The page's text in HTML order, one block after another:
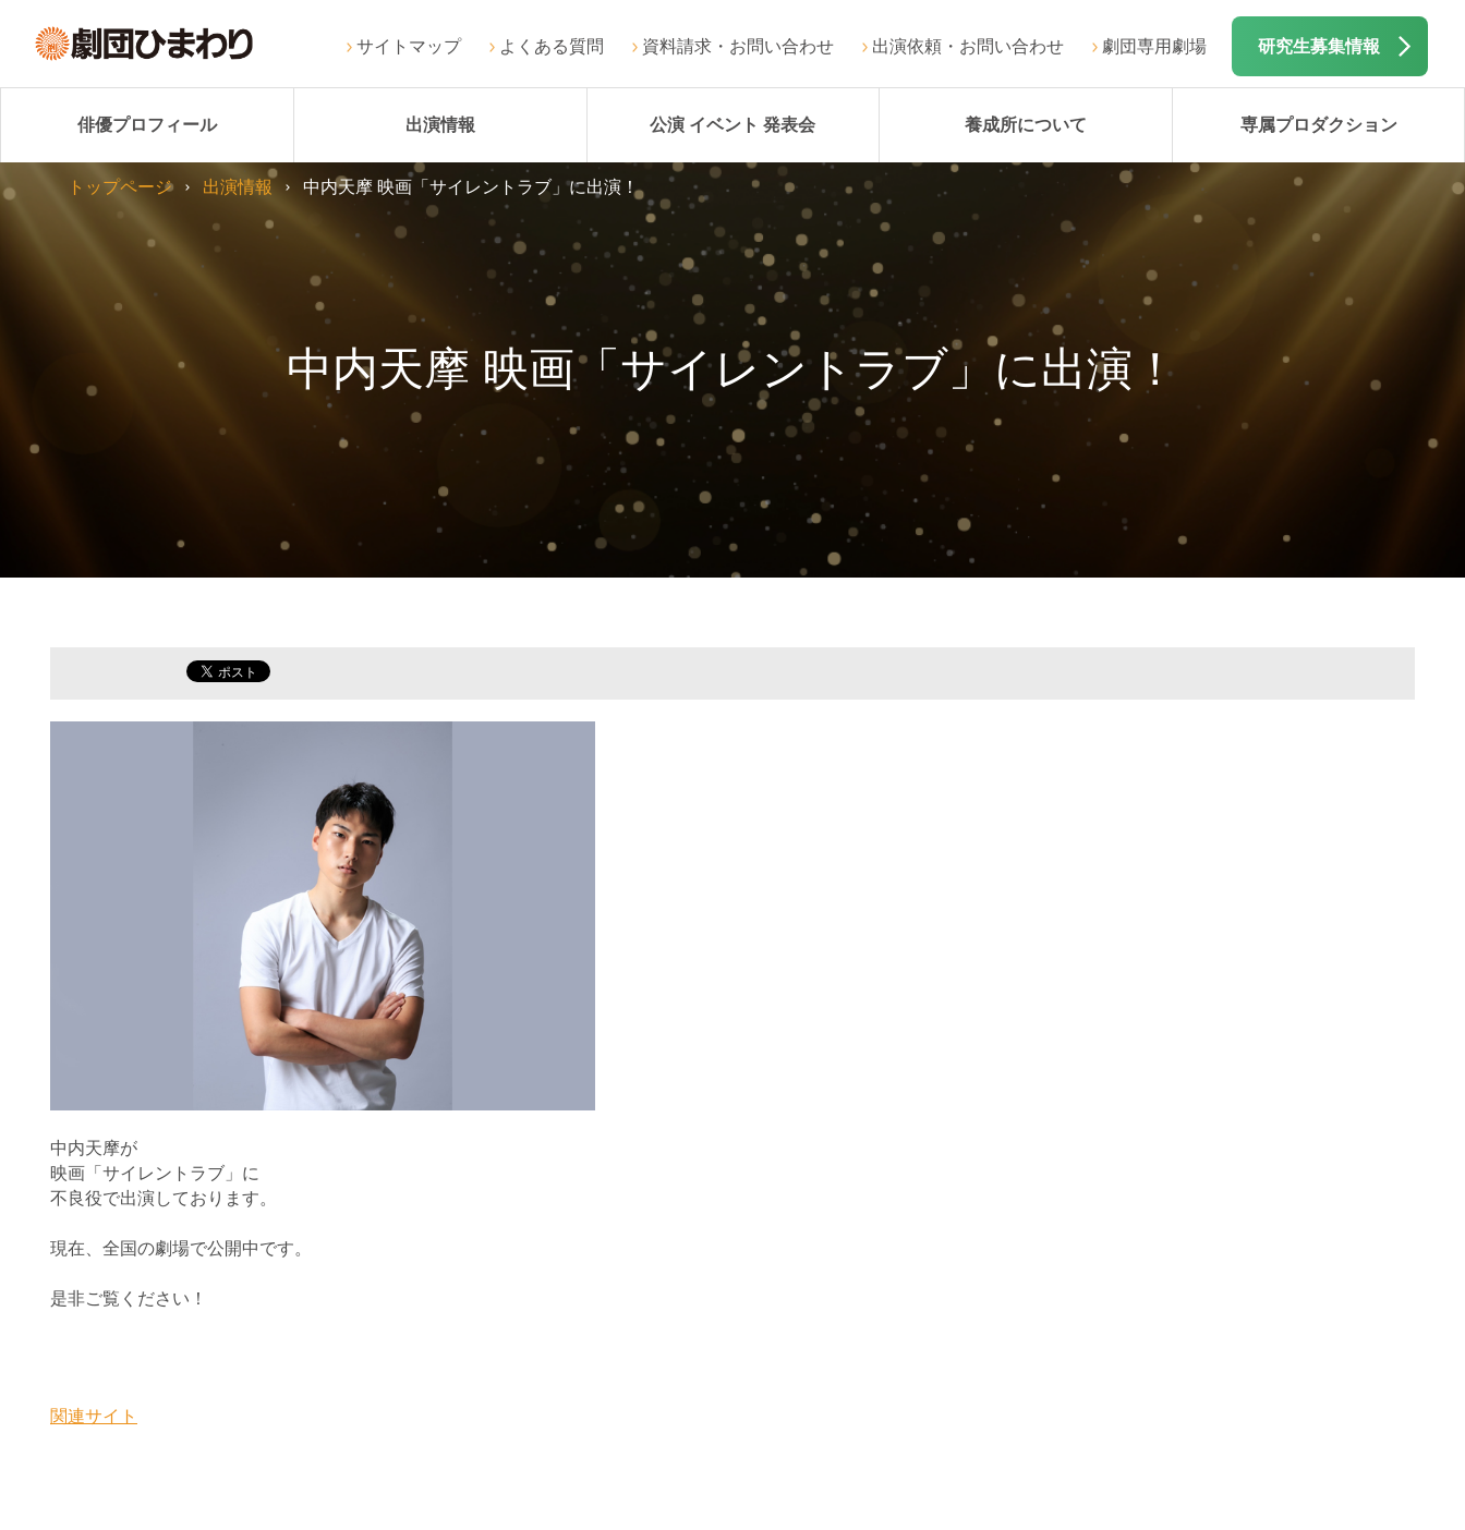
サイトマップ よくある質問 資料請求・お問い合わせ 出演依頼・お問い合わせ 劇団専用劇場 研究生募集情報
俳優プロフィール 出演情報 公演 イベント 発表会 養成所について 専属プロダクション
中内天摩 映画「サイレントラブ」に出演！
トップページ 出演情報 中内天摩 映画「サイレントラブ」に出演！
中内天摩が
映画「サイレントラブ」に
不良役で出演しております。
現在、全国の劇場で公開中です。
是非ご覧ください！
関連サイト